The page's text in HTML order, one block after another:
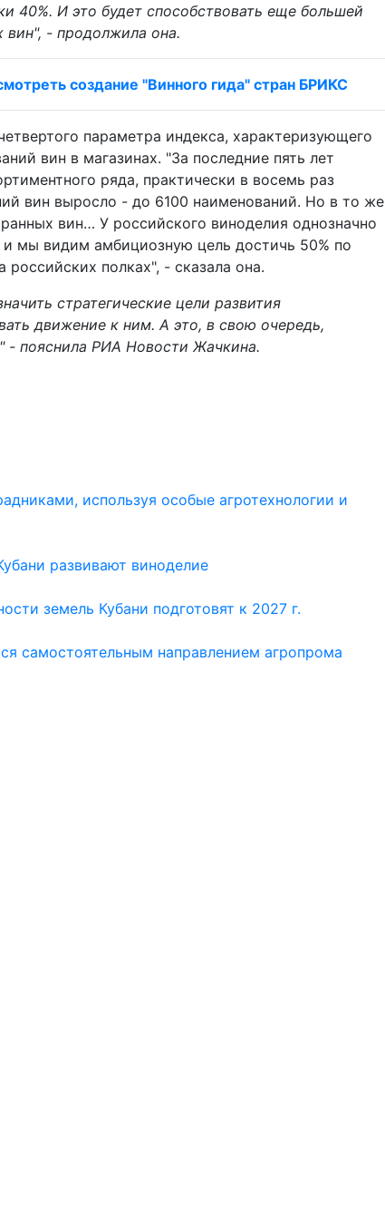
40%. И это будет способствовать еще большей
вин", - продолжила она.
создание "Винного гида" стран БРИКС
параметра индекса, характеризующего
вин в магазинах. "За последние пять лет
ряда, практически в восемь раз
вин выросло - до 6100 наименований. Но в то же
вин… У российского виноделия однозначно
мы видим амбициозную цель достичь 50% по
полках", - сказала она.
стратегические цели развития
движение к ним. А это, в свою очередь,
- пояснила РИА Новости Жачкина.
используя особые агротехнологии и
развивают виноделие
земель Кубани подготовят к 2027 г.
самостоятельным направлением агропрома